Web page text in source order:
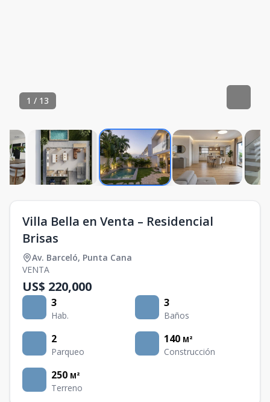
1 / 13
Villa Bella en Venta – Residencial
Brisas
Av. Barceló, Punta Cana
VENTA
US$ 220,000
3
Hab.
3
Baños
2
Parqueo
140 M²
Construcción
250 M²
Terreno